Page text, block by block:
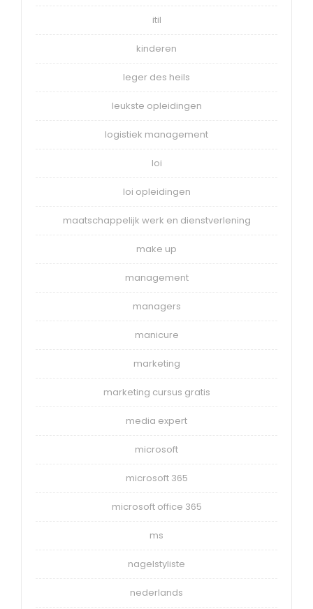
itil
kinderen
leger des heils
leukste opleidingen
logistiek management
loi
loi opleidingen
maatschappelijk werk en dienstverlening
make up
management
managers
manicure
marketing
marketing cursus gratis
media expert
microsoft
microsoft 365
microsoft office 365
ms
nagelstyliste
nederlands